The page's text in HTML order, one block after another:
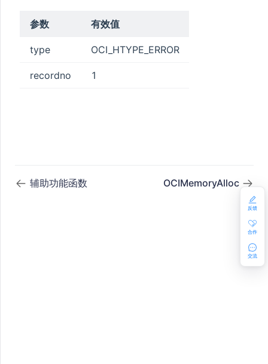
参数 有效值
type OCI_HTYPE_ERROR
recordno 1
辅助功能函数 OCIMemoryAlloc
反馈
合作
交流